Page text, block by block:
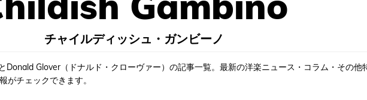
チャイルディッシュ・ガンビーノ
Glover（ドナルド・クローヴァー）の記事一覧。最新の洋楽ニュース・コラム・その他
がチェックできます。